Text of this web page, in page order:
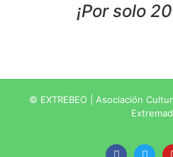
¡Por solo
© EXTREBEO | Asociación